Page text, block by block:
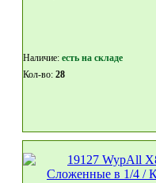
Наличие: eсть на складе
Кол-во: 28